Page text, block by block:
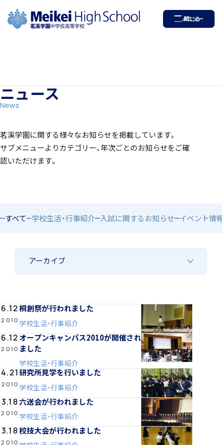
ニュース
News
茗溪学園に関する様々なお知らせを掲載しています。
サブメニューよりカテゴリー、年次ごとのお知らせをご確
認いただけます。
すべて 学校生活・行事紹介 入試に関するお知らせ イベント情
6.12
2010
桐創祭が行われました
学校生活・行事紹介
6.12
2010
オープンキャンパス2010が開催され
ました
学校生活・行事紹介
4.21
2010
研究所見学を行いました
学校生活・行事紹介
3.18
2010
六送会が行われました
学校生活・行事紹介
3.18
2010
校技大会が行われました
メニュー
閉じる
ホーム
学校長挨拶
年間行事・課外活動
いじめ防止基本方針
特色
茗溪ジェネラルクラス（MG）